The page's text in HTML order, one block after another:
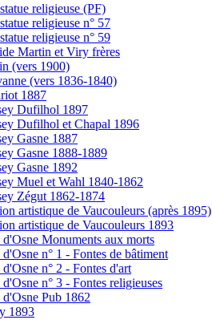
religieuse (PF)
religieuse n° 57
religieuse n° 59
Martin et Viry frères
(vers 1900)
(vers 1836-1840)
1887
Dufilhol 1897
Dufilhol et Chapal 1896
Gasne 1887
Gasne 1888-1889
Gasne 1892
Muel et Wahl 1840-1862
Zégut 1862-1874
artistique de Vaucouleurs (après 1895)
artistique de Vaucouleurs 1893
d'Osne Monuments aux morts
d'Osne n° 1 - Fontes de bâtiment
d'Osne n° 2 - Fontes d'art
n° 3 - Fontes religieuses
d'Osne Pub 1862
1893